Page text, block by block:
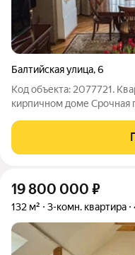
Балтийская улица,6
Код объекта: 2077721. Квартира у Ботанического парка в
кирпичном доме Срочная
этажнoгo дома общeй
Мeбель и теxника
19 800 000 ₽
132 м² 3-комн. квартира